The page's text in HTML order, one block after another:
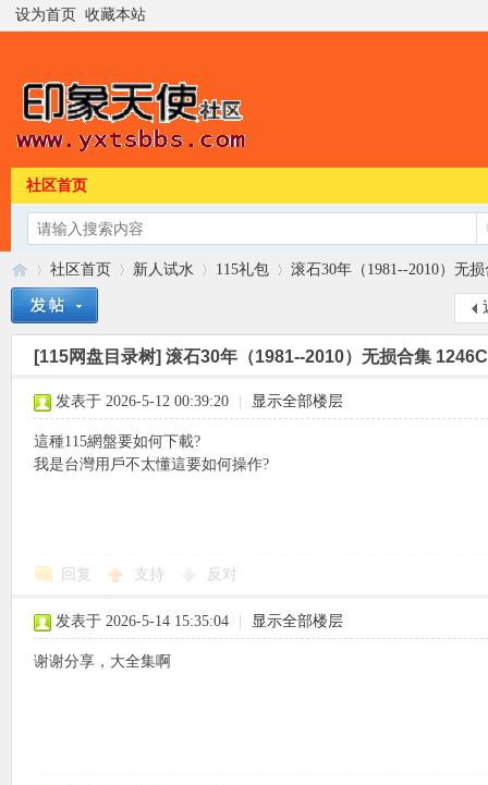
设为首页 收藏本站
社区首页
»
社区首页
›
新人试水
›
115礼包
›
滚石30年（1981--2010）无
[115网盘目录树] 滚石30年（1981--2010）无损合集
发表于 2026-5-12 00:39:20 显示全部楼层
這種115網盤要如何下載?
我是台灣用戶不太懂這要如何操作?
回复 支持 反对
发表于 2026-5-14 15:35:04 显示全部楼层
谢谢分享，大全集啊